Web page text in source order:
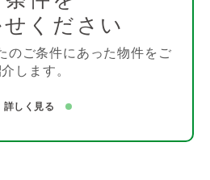
ください
のご条件にあった物件をご
します。
詳しく見る